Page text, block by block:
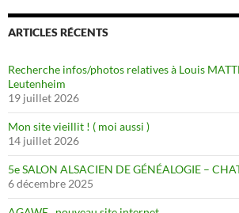
ARTICLES RÉCENTS
Recherche infos/photos relatives à Louis
Leutenheim
19 juillet 2026
Mon site vieillit ! ( moi aussi )
14 juillet 2026
5e SALON ALSACIEN DE GÉNÉALOGIE –
6 décembre 2025